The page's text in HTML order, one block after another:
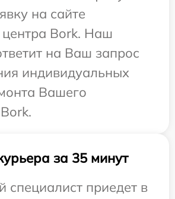
на сайте
центра Bork. Наш
на Ваш запрос
индивидуальных
Вашего
за 35 минут
специалист приедет в